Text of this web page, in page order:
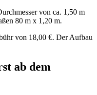
von ca. 1,50 m
80 m x 1,20 m.
von 18,00 €. Der Aufbau
ab dem